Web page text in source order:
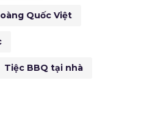
Quốc Việt
Tiệc BBQ tại nhà